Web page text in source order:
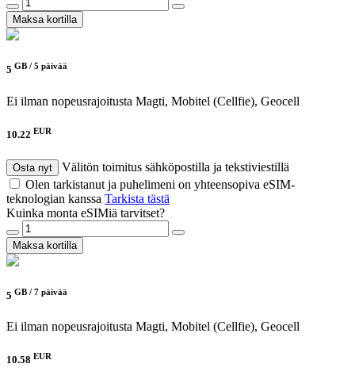
Maksa kortilla
5 GB / 5 päivää
Ei ilman nopeusrajoitusta Magti, Mobitel (Cellfie), Geocell
10.22 EUR
Osta nyt
Välitön toimitus sähköpostilla ja tekstiviestillä
Olen tarkistanut ja puhelimeni on yhteensopiva eSIM-
teknologian kanssa Tarkista tästä
Kuinka monta eSIMiä tarvitset?
Maksa kortilla
5 GB / 7 päivää
Ei ilman nopeusrajoitusta Magti, Mobitel (Cellfie), Geocell
10.58 EUR